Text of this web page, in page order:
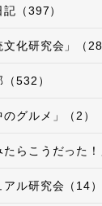
（397）
化研究会」（
532）
グルメ」（2）
らこうだった！
ル研究会（14）